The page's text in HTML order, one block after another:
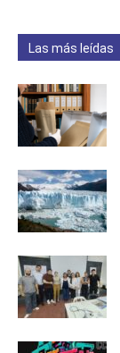
Las más leídas